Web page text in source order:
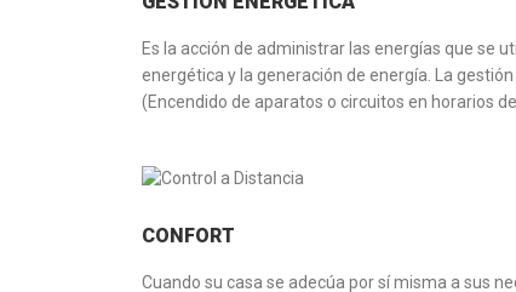
Es la acción de administrar las energías que se
energética y la generación de energía. La
(Encendido de aparatos o circuitos en horarios
CONFORT
Cuando su casa se adecúa por sí misma a sus